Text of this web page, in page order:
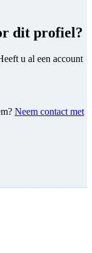
dit profiel?
u al een account
Neem contact met